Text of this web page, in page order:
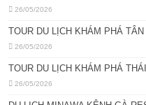
26/05/2026
TOUR DU LỊCH KHÁM PHÁ
26/05/2026
TOUR DU LỊCH KHÁM PHÁ
26/05/2026